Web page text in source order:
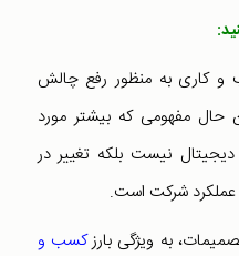
کاری به منظور رفع چالش
حال مفهومی که بیشتر مورد
نیست بلکه تغییر در
عملکرد شرکت است.
به ویژگی بارزکسب و